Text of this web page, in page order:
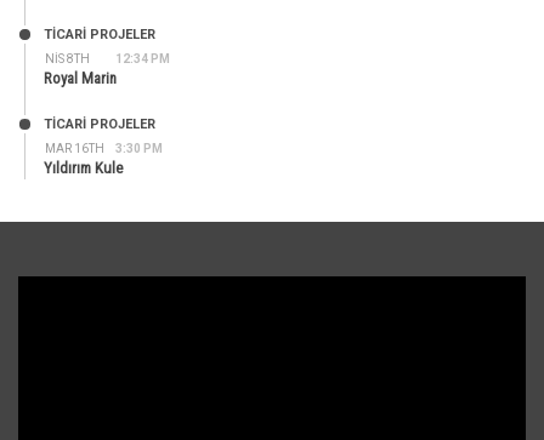
NIS 8TH 12:34 PM
TİCARİ PROJELER
Royal Marin
MAR 16TH 3:30 PM
TİCARİ PROJELER
Yıldırım Kule